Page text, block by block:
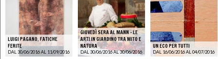
LUIGI PAGANO. FATICHE
FERITE
DAL 30/06/2016 AL 11/09/2016
GIOVEDÌ SERA AL MANN - LE
ARTI IN GIARDINO TRA MITO E
NATURA
DAL 30/06/2016 AL 30/06/2016
UN ECO PER TUTTI
DAL 16/06/2016 AL 04/07/2016